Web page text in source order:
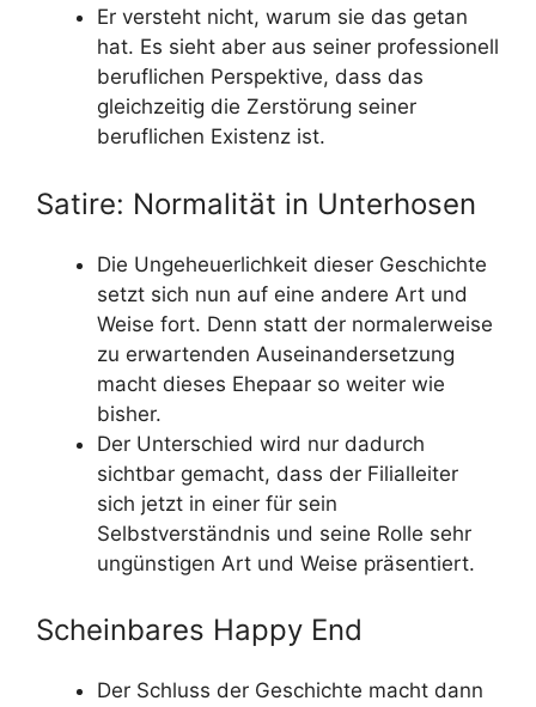
Er versteht nicht, warum sie das getan
hat. Es sieht aber aus seiner professionell
beruflichen Perspektive, dass das
gleichzeitig die Zerstörung seiner
beruflichen Existenz ist.
Satire: Normalität in Unterhosen
Die Ungeheuerlichkeit dieser Geschichte
setzt sich nun auf eine andere Art und
Weise fort. Denn statt der normalerweise
zu erwartenden Auseinandersetzung
macht dieses Ehepaar so weiter wie
bisher.
Der Unterschied wird nur dadurch
sichtbar gemacht, dass der Filialleiter
sich jetzt in einer für sein
Selbstverständnis und seine Rolle sehr
ungünstigen Art und Weise präsentiert.
Scheinbares Happy End
Der Schluss der Geschichte macht dann